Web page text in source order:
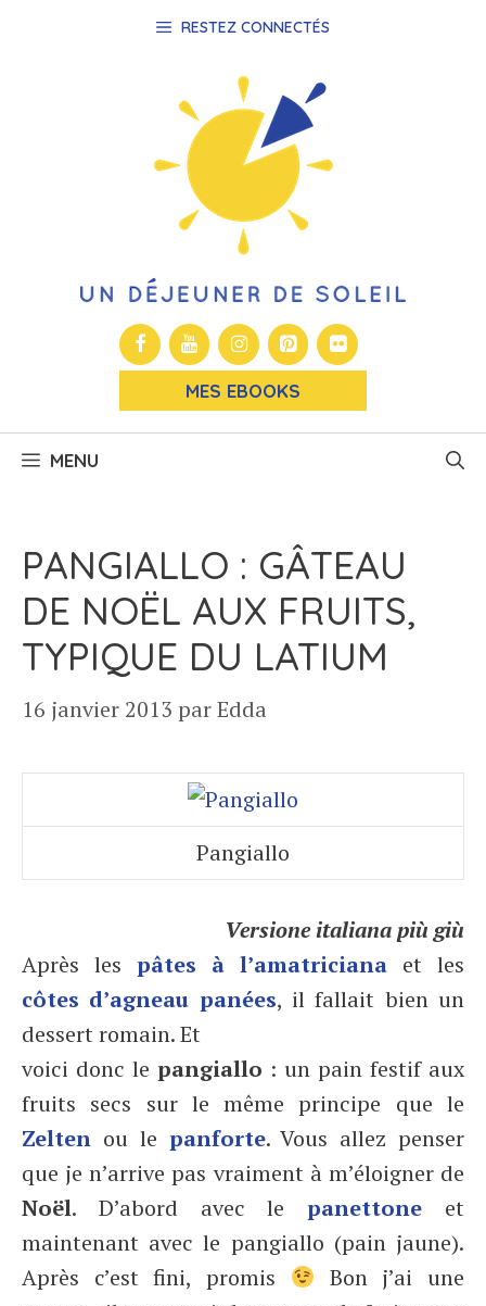
RESTEZ CONNECTÉS
MES EBOOKS
MENU
PANGIALLO : GÂTEAU
DE NOËL AUX FRUITS,
TYPIQUE DU LATIUM
16 janvier 2013 parEdda
Pangiallo
Versione italiana più giù
Après les pâtes à l’amatriciana et les
côtes d’agneau panées, il fallait bien un
dessert romain. Et
voici donc le pangiallo : un pain festif aux
fruits secs sur le même principe que le
Zelten ou le panforte. Vous allez penser
que je n’arrive pas vraiment à m’éloigner de
Noël. D’abord avec lepanettone et
maintenant avec le pangiallo (pain jaune).
Après c’est fini, promis
Bon j’ai une